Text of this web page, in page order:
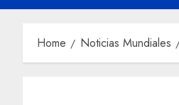
Home Noticias Mundiales